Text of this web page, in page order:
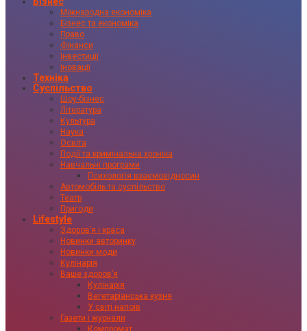
Міжнародна економіка
Бізнес та економіка
Право
Фінанси
Інвестиції
Іновації
Техніка
Суспільство
Шоу-бізнес
Література
Культура
Наука
Освіта
Події та кримінальна хроніка
Навчальні програми
Психологія взаємовідносин
Автомобіль та суспільство
Театр
Пригоди
Lifestyle
Здоровʼя і краса
Новинки авторинку
Новинки моди
Кулінарія
Ваше здоровʼя
Кулінарія
Вегетаріанська кухня
У світі напоїв
Газети і журнали
Компромат